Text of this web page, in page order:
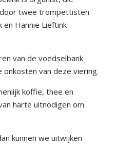
twee trompettisten
en Hannie Lieftink-
van de voedselbank
van deze viering.
koffie, thee en
harte uitnodigen om
kunnen we uitwijken